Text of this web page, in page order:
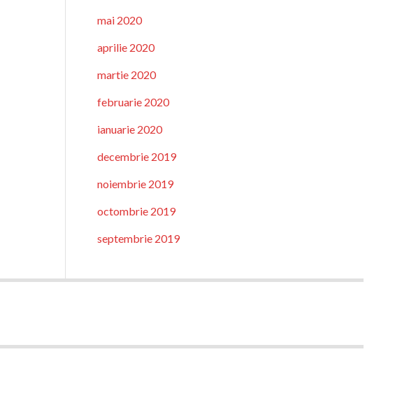
mai 2020
aprilie 2020
martie 2020
februarie 2020
ianuarie 2020
decembrie 2019
noiembrie 2019
octombrie 2019
septembrie 2019